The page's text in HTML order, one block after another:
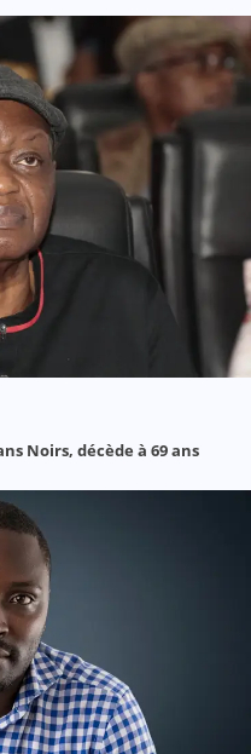
Noirs, décède à 69 ans